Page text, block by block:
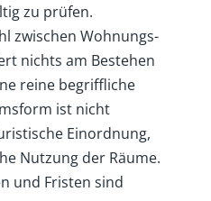
zu prüfen.
zwischen Wohnungs-
nichts am Bestehen
reine begriffliche
ist nicht
Einordnung,
Nutzung der Räume.
und Fristen sind